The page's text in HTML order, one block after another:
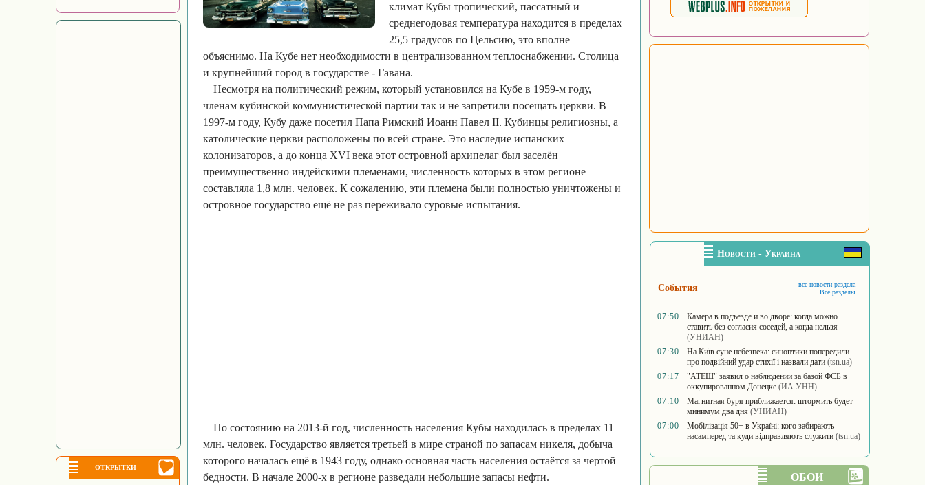
ОТКРЫТКИ
климат Кубы тропический, пассатный и
среднегодовая температура находится в пределах
25,5 градусов по Цельсию, это вполне
объяснимо. На Кубе нет необходимости в централизованном теплоснабжении. Столица
и крупнейший город в государстве - Гавана.
Несмотря на политический режим, который установился на Кубе в 1959-м году,
членам кубинской коммунистической партии так и не запретили посещать церкви. В
1997-м году, Кубу даже посетил Папа Римский Иоанн Павел II. Кубинцы религиозны, а
католические церкви расположены по всей стране. Это наследие испанских
колонизаторов, а до конца XVI века этот островной архипелаг был заселён
преимущественно индейскими племенами, численность которых в этом регионе
составляла 1,8 млн. человек. К сожалению, эти племена были полностью уничтожены и
островное государство ещё не раз переживало суровые испытания.
По состоянию на 2013-й год, численность населения Кубы находилась в пределах 11
млн. человек. Государство является третьей в мире страной по запасам никеля, добыча
которого началась ещё в 1943 году, однако основная часть населения остаётся за чертой
бедности. В начале 2000-х в регионе разведали небольшие запасы нефти.
Новости - Украина
События
все новости раздела
Все разделы
07:50
Камера в подъезде и во дворе: когда можно
ставить без согласия соседей, а когда нельзя
(УНИАН)
07:30
На Київ суне небезпека: синоптики попередили
про подвійний удар стихії і назвали дати (tsn.ua)
07:17
"АТЕШ" заявил о наблюдении за базой ФСБ в
оккупированном Донецке (ИА УНН)
07:10
Магнитная буря приближается: штормить будет
минимум два дня (УНИАН)
07:00
Мобілізація 50+ в Україні: кого забирають
насамперед та куди відправляють служити (tsn.ua)
ОБОИ